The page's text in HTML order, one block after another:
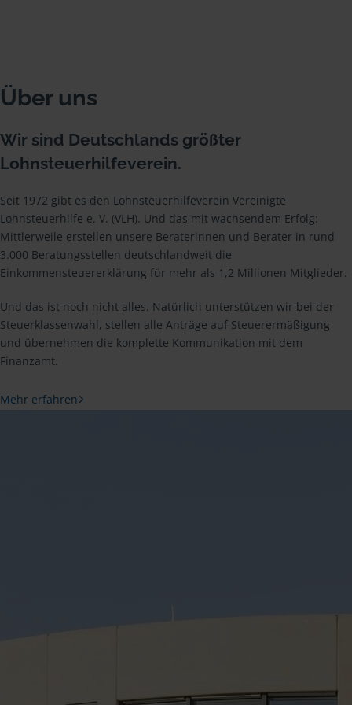
Über uns
Wir sind Deutschlands größter
Lohnsteuerhilfeverein.
Seit 1972 gibt es den Lohnsteuerhilfeverein Vereinigte
Lohnsteuerhilfe e. V. (VLH). Und das mit wachsendem Erfolg:
Mittlerweile erstellen unsere Beraterinnen und Berater in rund
3.000 Beratungsstellen deutschlandweit die
Einkommensteuererklärung für mehr als 1,2 Millionen Mitglieder.
Und das ist noch nicht alles. Natürlich unterstützen wir bei der
Steuerklassenwahl, stellen alle Anträge auf Steuerermäßigung
und übernehmen die komplette Kommunikation mit dem
Finanzamt.
Mehr erfahren